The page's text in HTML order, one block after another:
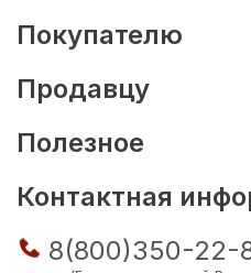
Покупателю
Продавцу
Полезное
Контактная
8(800)350-22-